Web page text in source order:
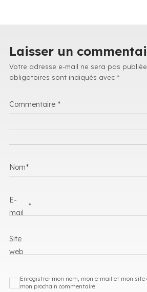
Laisser un
Votre adresse e-mail ne sera pas
obligatoires sont indiqués avec *
Commentaire *
Nom*
E-
mail
*
Site
web
Enregistrer mon nom, mon e-mail et mon
mon prochain commentaire.